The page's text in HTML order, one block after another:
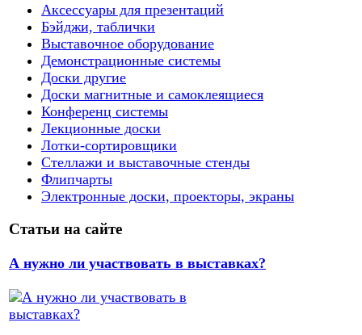
Аксессуары для презентаций
Бэйджи, таблички
Выставочное оборудование
Демонстрационные системы
Доски другие
Доски магнитные и самоклеящиеся
Конференц системы
Лекционные доски
Лотки-сортировщики
Стеллажи и выставочные стенды
Флипчарты
Электронные доски, проекторы, экраны
Статьи на сайте
А нужно ли участвовать в выставках?